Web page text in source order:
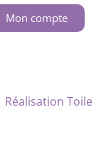
Mon compte
Réalisation Toile